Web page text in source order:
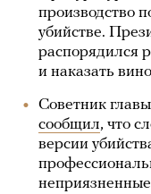
производство
убийстве.
распорядился
и наказать
Советник
сообщил, что
версии